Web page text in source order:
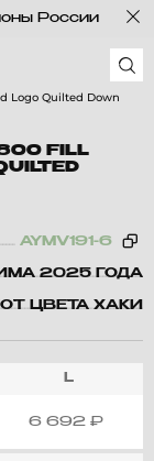
России
800 FILL
AYMV191-6
2025 ГОДА
ЦВЕТА ХАКИ
L
6 692 ₽